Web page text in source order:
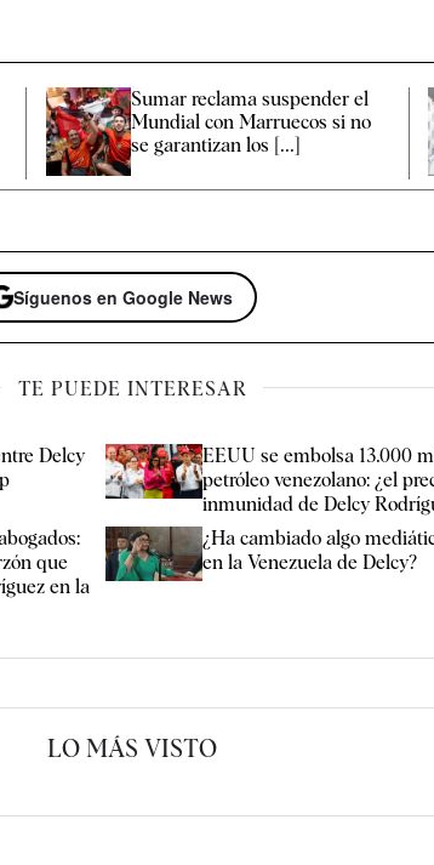
Sumar reclama suspender el
Mundial con Marruecos si no
se garantizan los [...]
Síguenos en Google News
TE PUEDE INTERESAR
Delcy
EEUU se embolsa 13.000
petróleo venezolano: ¿el
inmunidad de Delcy
que
en la
¿Ha cambiado algo
en la Venezuela de Delcy?
LO MÁS VISTO